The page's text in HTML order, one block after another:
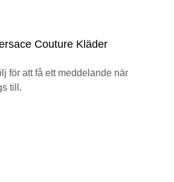
Couture Kläder
för att få ett meddelande när
till.